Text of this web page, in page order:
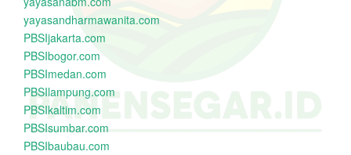
yayasandharmawanita.com
PBSIjakarta.com
PBSIbogor.com
PBSImedan.com
PBSIlampung.com
PBSIkaltim.com
PBSIsumbar.com
PBSIbaubau.com